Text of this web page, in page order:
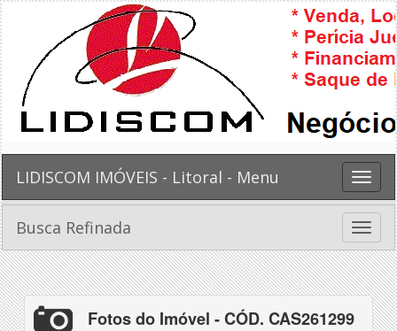
Toggle
LIDISCOM IMÓVEIS - Litoral - Menu
Toggle
Busca Refinada
Fotos do Imóvel - CÓD. CAS261299